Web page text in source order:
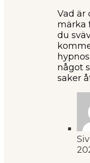
Vad är
märka
du
något
saker